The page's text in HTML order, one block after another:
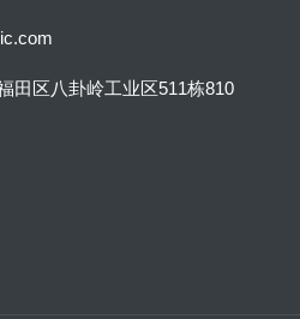
田区八卦岭工业区511栋810